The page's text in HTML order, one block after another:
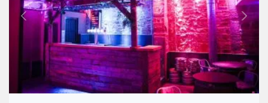
Précédent
Suivant